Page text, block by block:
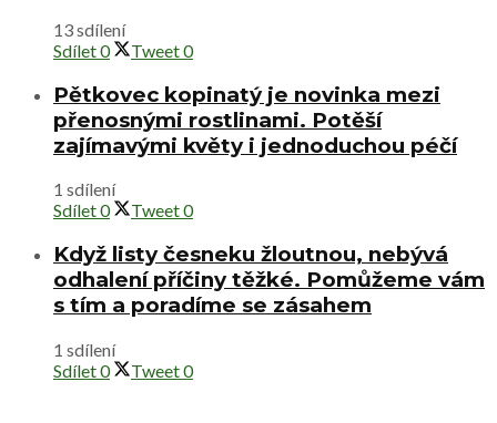
13 sdílení
Sdílet0 Tweet0
Pětkovec kopinatý je novinka mezi
přenosnými rostlinami. Potěší
zajímavými květy i jednoduchou péčí
1 sdílení
Sdílet0 Tweet0
Když listy česneku žloutnou, nebývá
odhalení příčiny těžké. Pomůžeme vám
s tím a poradíme se zásahem
1 sdílení
Sdílet0 Tweet0